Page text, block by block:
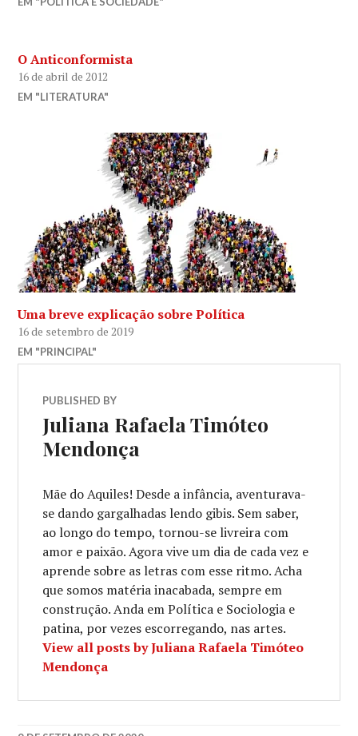
O Anticonformista
16 de abril de 2012
EM "LITERATURA"
Uma breve explicação sobre Política
16 de setembro de 2019
EM "PRINCIPAL"
PUBLISHED BY
Juliana Rafaela Timóteo
Mendonça
Mãe do Aquiles! Desde a infância, aventurava-
se dando gargalhadas lendo gibis. Sem saber,
ao longo do tempo, tornou-se livreira com
amor e paixão. Agora vive um dia de cada vez e
aprende sobre as letras com esse ritmo. Acha
que somos matéria inacabada, sempre em
construção. Anda em Política e Sociologia e
patina, por vezes escorregando, nas artes.
View all posts by Juliana Rafaela Timóteo
Mendonça